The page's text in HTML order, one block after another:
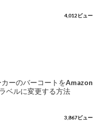
4,012ビュー
カーのバーコートをAmazon
ベルに変更する方法
3,867ビュー